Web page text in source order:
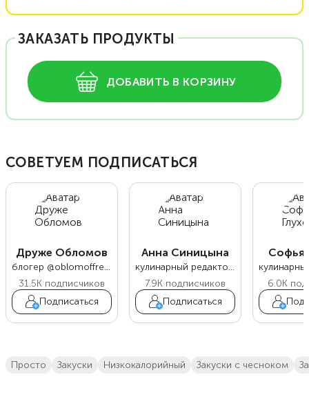
ЗАКАЗАТЬ ПРОДУКТЫ
ДОБАВИТЬ В КОРЗИНУ
СОВЕТУЕМ ПОДПИСАТЬСЯ
Друже Обломов
блогер @oblomoffrecipe
31.5K подписчиков
Подписаться
Анна Синицына
кулинарный редактор Food.ru
7.9K подписчиков
Подписаться
Софья
6.0K
просто закуски низкокалорийный закуски с чесноком